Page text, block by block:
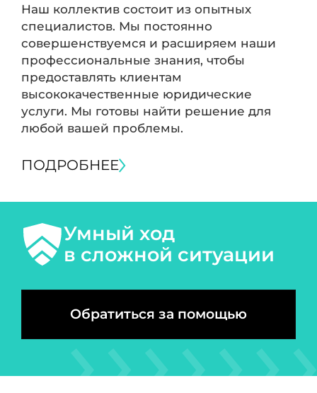
Наш коллектив состоит из опытных
специалистов. Мы постоянно
совершенствуемся и расширяем наши
профессиональные знания, чтобы
предоставлять клиентам
высококачественные юридические
услуги. Мы готовы найти решение для
любой вашей проблемы.
ПОДРОБНЕЕ
Умный ход
в сложной ситуации
Обратиться за помощью